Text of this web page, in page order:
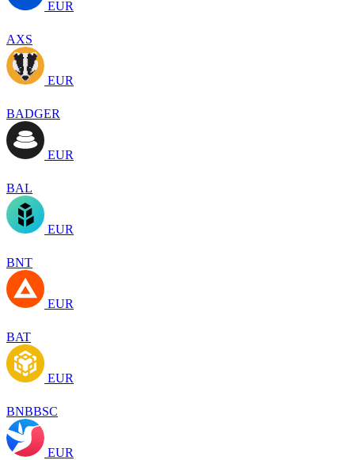
EUR
AXS
EUR
BADGER
EUR
BAL
EUR
BNT
EUR
BAT
EUR
BNBBSC
EUR